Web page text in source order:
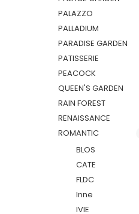
PALAZZO
PALLADIUM
PARADISE GARDEN
PATISSERIE
PEACOCK
QUEEN'S GARDEN
RAIN FOREST
RENAISSANCE
ROMANTIC
BLOS
CATE
FLDC
Inne
IVIE